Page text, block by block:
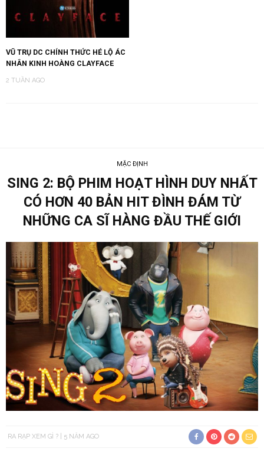
VŨ TRỤ DC CHÍNH THỨC HÉ LỘ ÁC
NHÂN KINH HOÀNG CLAYFACE
2 TUẦN AGO
MẶC ĐỊNH
SING 2: BỘ PHIM HOẠT HÌNH DUY NHẤT
CÓ HƠN 40 BẢN HIT ĐÌNH ĐÁM TỪ
NHỮNG CA SĨ HÀNG ĐẦU THẾ GIỚI
RA RẠP XEM GÌ ? 5 NĂM AGO